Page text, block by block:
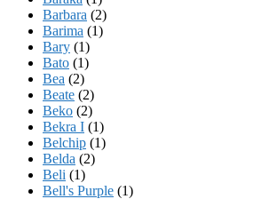
Barbara (2)
Barima (1)
Bary (1)
Bato (1)
Bea (2)
Beate (2)
Beko (2)
Bekra I (1)
Belchip (1)
Belda (2)
Beli (1)
Bell's Purple (1)